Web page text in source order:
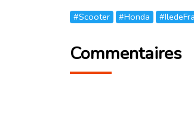
#Scooter #Honda
Commentaires